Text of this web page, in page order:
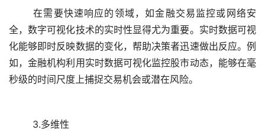
	在需要快速响应的领域，如金融交易监控或网络安
全，数字可视化技术的实时性显得尤为重要。实时数据可视
化能够即时反映数据的变化，帮助决策者迅速做出反应。例
如，金融机构利用实时数据可视化监控股市动态，能够在毫
3.多维性